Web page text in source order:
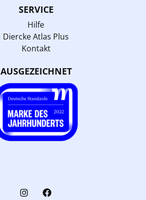
SERVICE
Hilfe
Diercke Atlas Plus
Kontakt
AUSGEZEICHNET